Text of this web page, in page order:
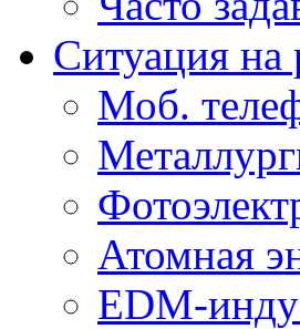
Ситуация на
Моб.
Атомная
EDM-